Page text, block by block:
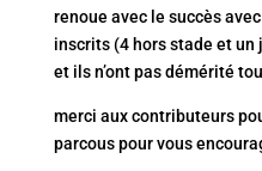
renoue avec le succès
inscrits (4 hors stade et un
et ils n’ont pas démérité
merci aux contributeurs
parcous pour vous